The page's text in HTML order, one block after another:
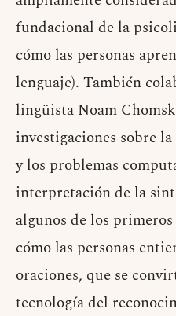
fundacional de la
cómo las personas
lenguaje). También
lingüista Noam
investigaciones sobre
y los problemas
interpretación de la
algunos de los
cómo las personas
oraciones, que se
tecnología del